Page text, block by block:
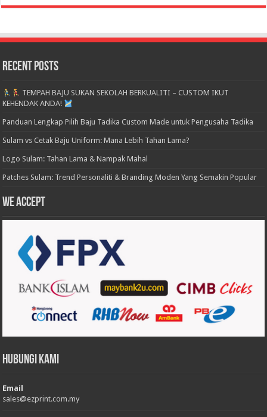
Recent Posts
TEMPAH BAJU SUKAN SEKOLAH BERKUALITI – CUSTOM IKUT
KEHENDAK ANDA!
Panduan Lengkap Pilih Baju Tadika Custom Made untuk Pengusaha Tadika
Sulam vs Cetak Baju Uniform: Mana Lebih Tahan Lama?
Logo Sulam: Tahan Lama & Nampak Mahal
Patches Sulam: Trend Personaliti & Branding Moden Yang Semakin Popular
We accept
Hubungi Kami
Email
sales@ezprint.com.my